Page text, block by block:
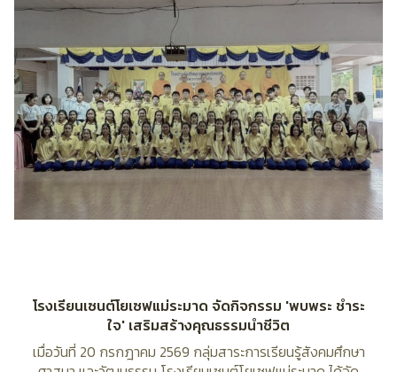
โรงเรียนเซนต์โยเซฟแม่ระมาด จัดกิจกรรม 'พบพระ ชำระ
ใจ' เสริมสร้างคุณธรรมนำชีวิต
เมื่อวันที่ 20 กรกฎาคม 2569 กลุ่มสาระการเรียนรู้สังคมศึกษา